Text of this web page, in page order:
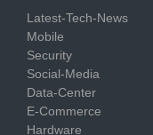
Latest-Tech-News
Mobile
Security
Social-Media
Data-Center
E-Commerce
Hardware